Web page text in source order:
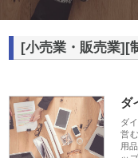
[小売業・販売業][
ダ
ダ
営
用